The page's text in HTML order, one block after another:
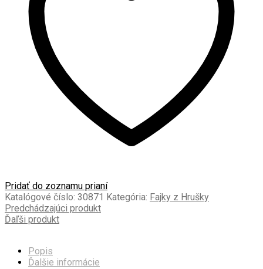
Pridať do zoznamu prianí
Katalógové číslo: 30871 Kategória: Fajky z Hrušky
Predchádzajúci produkt
Ďaľši produkt
Popis
Ďalšie informácie